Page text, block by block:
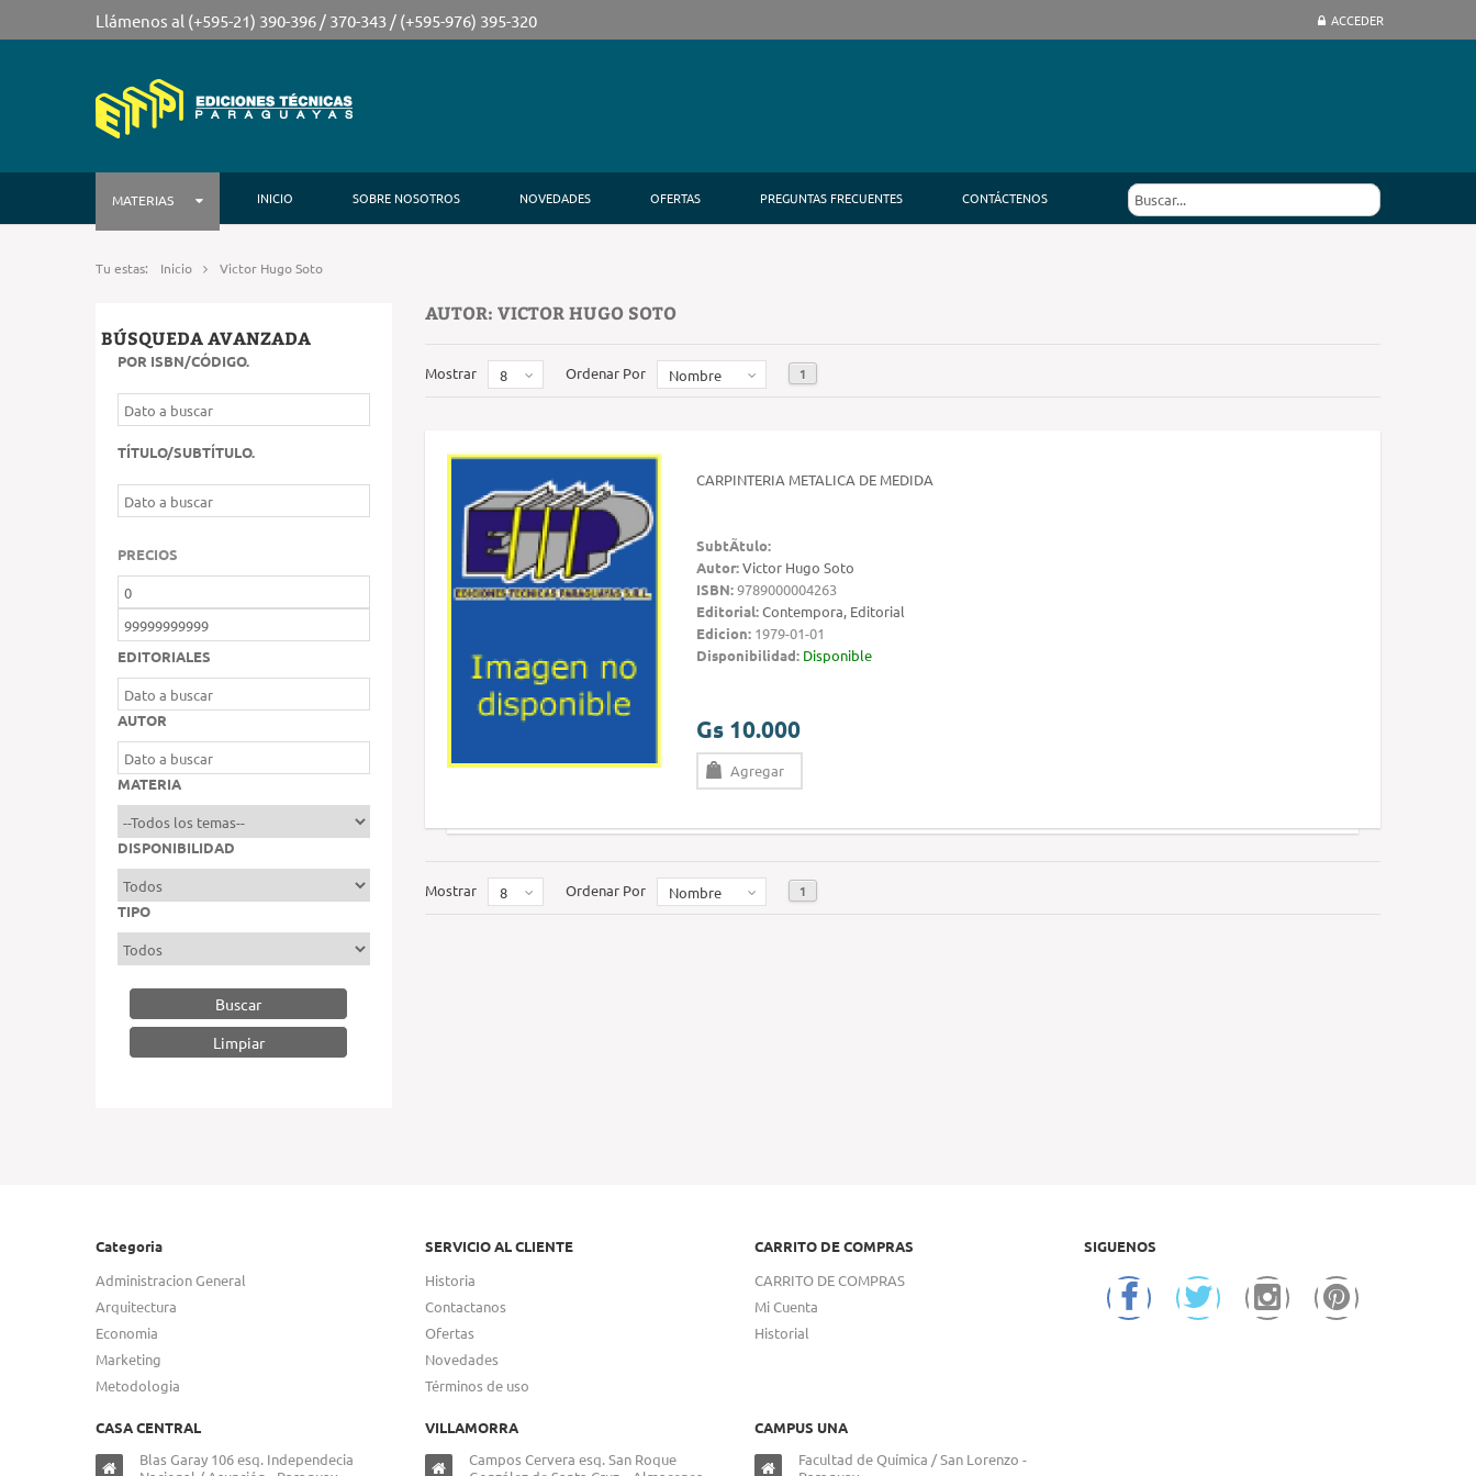
Llámenos al (+595-21) 390-396 / 370-343 / (+595-976) 395-320 ACCEDER
MATERIAS INICIO SOBRE NOSOTROS NOVEDADES OFERTAS PREGUNTAS FRECUENTES CONTÁCTENOS
Tu estas: Inicio Victor Hugo Soto
BÚSQUEDA AVANZADA
POR ISBN/CÓDIGO.
TÍTULO/SUBTÍTULO.
PRECIOS
EDITORIALES
AUTOR
MATERIA
DISPONIBILIDAD
TIPO
Buscar
AUTOR: VICTOR HUGO SOTO
Mostrar 8 Ordenar Por Nombre 1
CARPINTERIA METALICA DE MEDIDA
SubtÃ­tulo:
Autor:Victor Hugo Soto
ISBN:9789000004263
Editorial:Contempora, Editorial
Edicion: 1979-01-01
Disponibilidad: Disponible
Gs 10.000
Agregar
Mostrar 8 Ordenar Por Nombre 1
Categoria
Administracion General
Arquitectura
Economia
Marketing
Metodologia
SERVICIO AL CLIENTE
Historia
Contactanos
Ofertas
Novedades
Términos de uso
CARRITO DE COMPRAS
CARRITO DE COMPRAS
Mi Cuenta
Historial
SIGUENOS
CASA CENTRAL
Blas Garay 106 esq. Independecia
VILLAMORRA
Campos Cervera esq. San Roque
CAMPUS UNA
Facultad de Química / San Lorenzo -